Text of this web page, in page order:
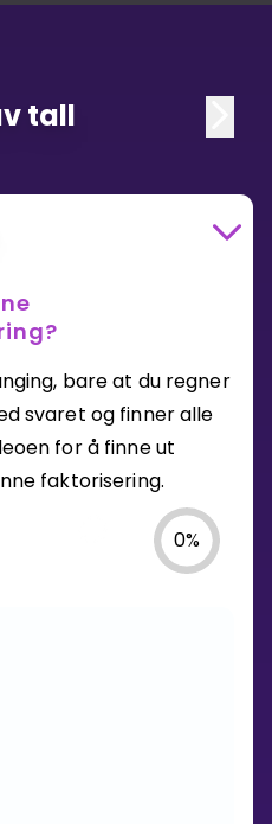
tall
bare at du regner
svaret og finner alle
for å finne ut
faktorisering.
0%